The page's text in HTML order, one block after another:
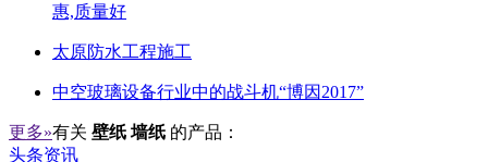
惠,质量好
太原防水工程施工
中空玻璃设备行业中的战斗机“博因2017”
更多»有关 壁纸 墙纸 的产品：
头条资讯